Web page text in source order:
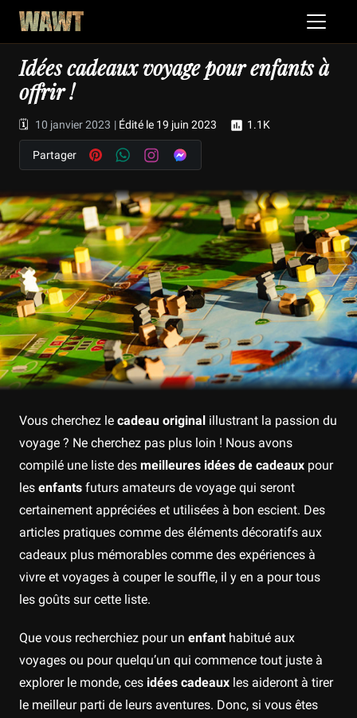
Idées cadeaux voyage pour enfants à
offrir !
🗓️ 10 janvier 2023 | Édité le 19 juin 2023 1.1K
Partager
Vous cherchez le cadeau original illustrant la passion du
voyage ? Ne cherchez pas plus loin ! Nous avons
compilé une liste des meilleures idées de cadeaux pour
les enfants futurs amateurs de voyage qui seront
certainement appréciées et utilisées à bon escient. Des
articles pratiques comme des éléments décoratifs aux
cadeaux plus mémorables comme des expériences à
vivre et voyages à couper le souffle, il y en a pour tous
les goûts sur cette liste.
Que vous recherchiez pour un enfant habitué aux
voyages ou pour quelqu’un qui commence tout juste à
explorer le monde, ces idées cadeaux les aideront à tirer
le meilleur parti de leurs aventures. Donc, si vous êtes